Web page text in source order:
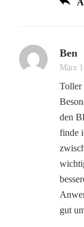
Ben
März
Toller
den
finde
gut